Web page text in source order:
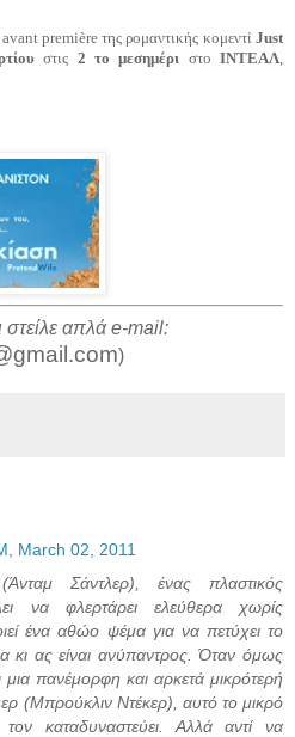
première της ρομαντικής κομεντί Just
στις 2 το μεσημέρι στοΙΝΤΕΑΛ,
στείλε απλά e-mail:
)
March 02, 2011
Σάντλερ), ένας πλαστικός
να φλερτάρει ελεύθερα χωρίς
ένα αθώο ψέμα για να πετύχει το
κι ας είναι ανύπαντρος. Όταν όμως
μια πανέμορφη και αρκετά μικρότερή
(Μπρούκλιν Ντέκερ), αυτό το μικρό
καταδυναστεύει. Αλλά αντί να